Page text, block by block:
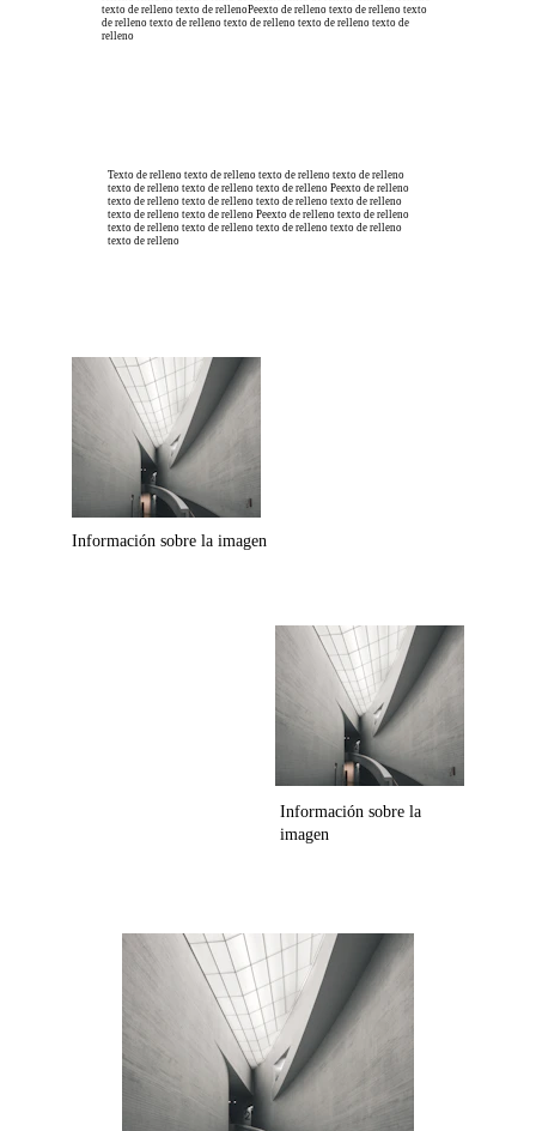
texto de relleno texto de rellenoPeexto de relleno texto de relleno texto
de relleno texto de relleno texto de relleno texto de relleno texto de
relleno
Texto de relleno texto de relleno texto de relleno texto de relleno
texto de relleno texto de relleno texto de relleno Peexto de relleno
texto de relleno texto de relleno texto de relleno texto de relleno
texto de relleno texto de relleno Peexto de relleno texto de relleno
texto de relleno texto de relleno texto de relleno texto de relleno
texto de relleno
Información sobre la imagen
Información sobre la
imagen